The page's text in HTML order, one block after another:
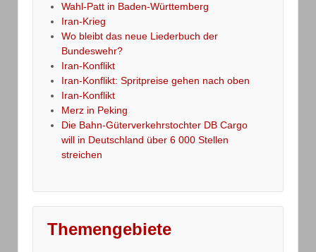
Wahl-Patt in Baden-Württemberg
Iran-Krieg
Wo bleibt das neue Liederbuch der
Bundeswehr?
Iran-Konflikt
Iran-Konflikt: Spritpreise gehen nach oben
Iran-Konflikt
Merz in Peking
Die Bahn-Güterverkehrstochter DB Cargo
will in Deutschland über 6 000 Stellen
streichen
Themengebiete